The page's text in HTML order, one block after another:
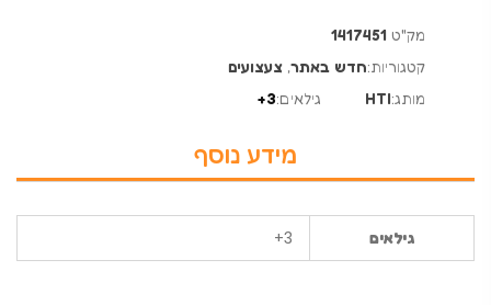
מק"ט 1417451
קטגוריות:חדש באתר, צעצועים
מותג:HTI גילאים:3+
מידע נוסף
גילאים 3+